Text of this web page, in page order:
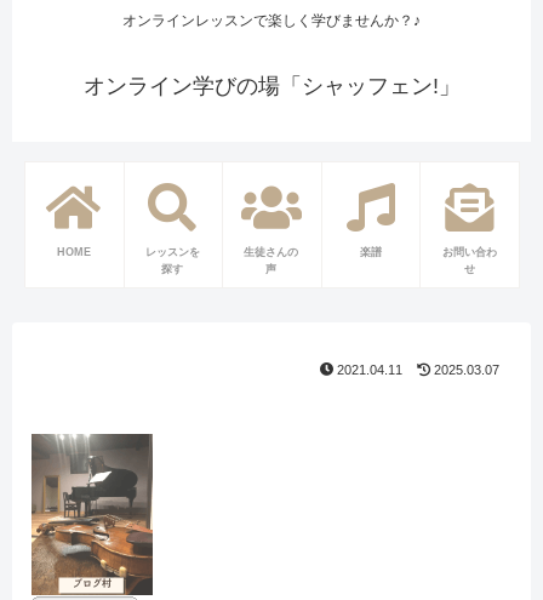
オンラインレッスンで楽しく学びませんか？♪
オンライン学びの場「シャッフェン!」
HOME
レッスンを
探す
生徒さんの
声
楽譜
お問い合わ
せ
2021.04.11 2025.03.07